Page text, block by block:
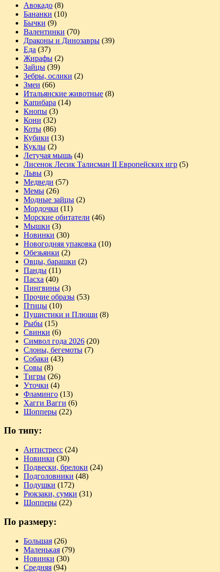
Авокадо (8)
Бананки (10)
Бычки (9)
Валентинки (70)
Драконы и Динозавры (39)
Еда (37)
Жирафы (2)
Зайцы (39)
Зебры, ослики (2)
Змеи (66)
Итальянские животные (8)
Капибара (14)
Кнопы (3)
Кони (32)
Коты (86)
Кубики (13)
Куклы (2)
Летучая мышь (4)
Лисенок Лесик Талисман II Европейских игр (5)
Львы (3)
Медведи (57)
Мемы (26)
Модные зайцы (2)
Мордочки (11)
Морские обитатели (46)
Мышки (3)
Новинки (30)
Новогодняя упаковка (10)
Обезьянки (2)
Овцы, барашки (2)
Панды (11)
Пасха (40)
Пингвины (3)
Прочие образы (53)
Птицы (10)
Пушистики и Плюши (8)
Рыбы (15)
Свинки (6)
Символ года 2026 (20)
Слоны, бегемоты (7)
Собаки (43)
Совы (8)
Тигры (26)
Уточки (4)
Фламинго (13)
Хагги Вагги (6)
Шопперы (22)
По типу:
Антистресс (24)
Новинки (30)
Подвески, брелоки (24)
Подголовники (48)
Подушки (172)
Рюкзаки, сумки (31)
Шопперы (22)
По размеру:
Большая (26)
Маленькая (79)
Новинки (30)
Средняя (94)